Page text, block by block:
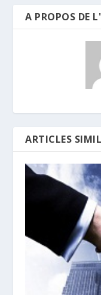
A PROPOS DE
ARTICLES